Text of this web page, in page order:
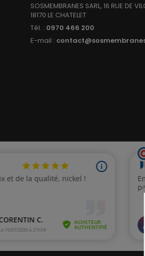
SOSMEMBRANES SARL, 16 RUE DE
18170 LE CHATELET
Tél. : 0970 466 200
E-mail :